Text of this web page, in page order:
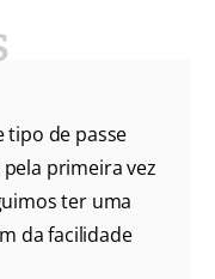
tipo de passe
primeira vez
ter uma
da facilidade